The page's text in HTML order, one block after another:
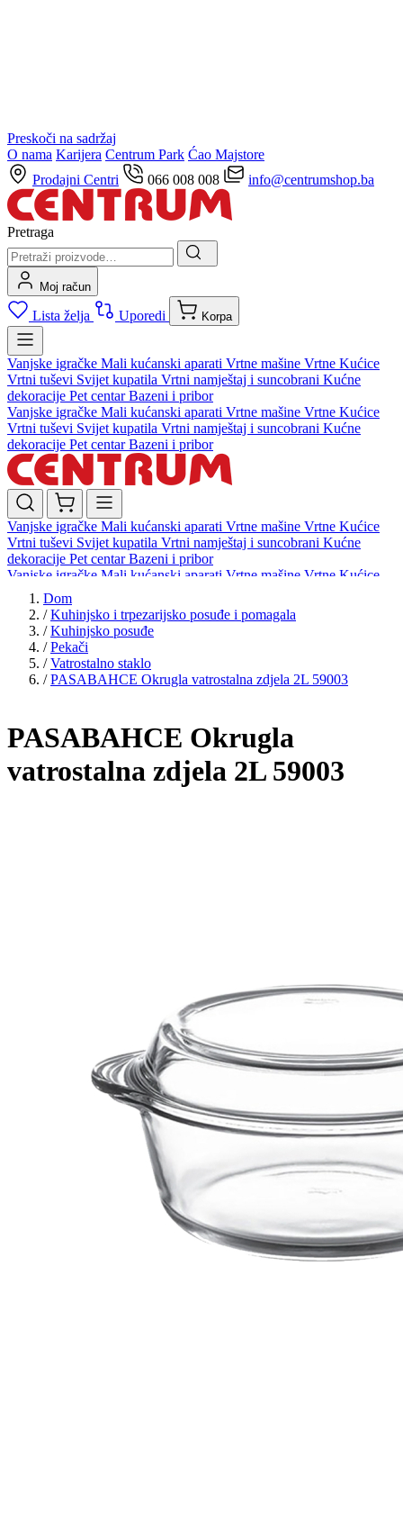
Preskoči na sadržaj
O nama Karijera Centrum Park Ćao Majstore
Prodajni Centri
066 008 008 info@centrumshop.ba
Pretraga
Moj račun
Lista želja Uporedi Korpa
Vanjske igračke Mali kućanski aparati Vrtne mašine Vrtne Kućice
Vrtni tuševi Svijet kupatila Vrtni namještaj i suncobrani Kućne
dekoracije Pet centarBazeni i pribor
Vanjske igračke Mali kućanski aparati Vrtne mašine Vrtne Kućice
Vrtni tuševi Svijet kupatila Vrtni namještaj i suncobrani Kućne
dekoracije Pet centarBazeni i pribor
Vanjske igračke Mali kućanski aparati Vrtne mašine Vrtne Kućice
Vrtni tuševi Svijet kupatila Vrtni namještaj i suncobrani Kućne
dekoracije Pet centarBazeni i pribor
Vanjske igračke Mali kućanski aparati Vrtne mašine Vrtne Kućice
Vrtni tuševi
dekoracijePet centar Bazeni i pribor
Dom
/ Kuhinjsko i trpezarijsko posuđe i pomagala
/ Kuhinjsko posuđe
/ Pekači
/ Vatrostalno staklo
/ PASABAHCE Okrugla vatrostalna zdjela 2L 59003
PASABAHCE Okrugla
vatrostalna zdjela 2L 59003